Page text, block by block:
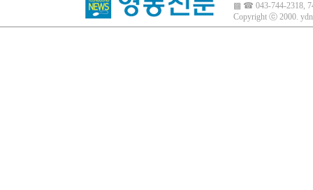
▩ ☎ 043-744-2318,
Copyright ⓒ 2000.